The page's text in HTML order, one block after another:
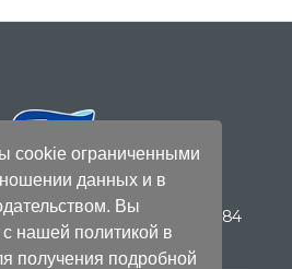
ограниченными
данных и в
Вы
нашей политикой в
получения подробной
вашу жизнь проще, предлагая
продукты по всему дому с 1984
года!